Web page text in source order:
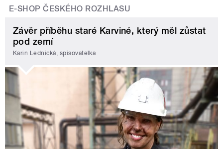
E-SHOP ČESKÉHO ROZHLASU
Závěr příběhu staré Karviné, který měl zůstat
pod zemí
Karin Lednická, spisovatelka